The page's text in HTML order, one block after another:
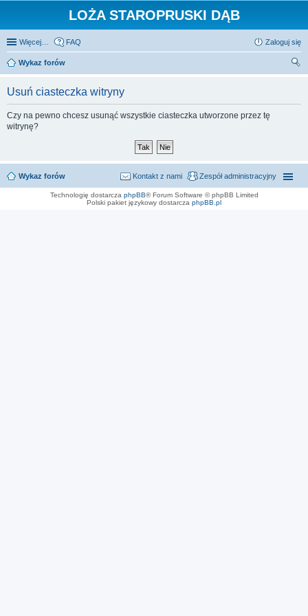
LOŻA STAROPRUSKI DĄB
Więcej… FAQ Zaloguj się
Wykaz forów
Usuń ciasteczka witryny
Czy na pewno chcesz usunąć wszystkie ciasteczka utworzone przez tę
witrynę?
Wykaz forów Zespół administracyjny
Kontakt z nami
Technologię dostarcza phpBB® Forum Software © phpBB Limited
Polski pakiet językowy dostarcza phpBB.pl